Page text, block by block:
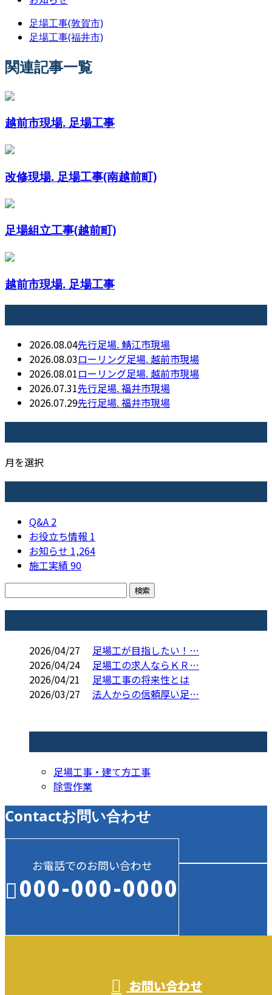
足場工事(敦賀市)
足場工事(福井市)
関連記事一覧
越前市現場. 足場工事
改修現場. 足場工事(南越前町)
足場組立工事(越前町)
越前市現場. 足場工事
2026.08.04先行足場. 鯖江市現場
2026.08.03ローリング足場. 越前市現場
2026.08.01ローリング足場. 越前市現場
2026.07.31先行足場. 福井市現場
2026.07.29先行足場. 福井市現場
月を選択
Q&A 2
お役立ち情報 1
お知らせ 1,264
施工実績90
2026/04/27
足場工が目指したい！…
2026/04/24
足場工の求人ならＫＲ…
2026/04/21
足場工事の将来性とは
2026/03/27
法人からの信頼厚い足…
足場工事・建て方工事
除雪作業
Contactお問い合わせ
お電話でのお問い合わせ
000-000-0000
お問い合わせ